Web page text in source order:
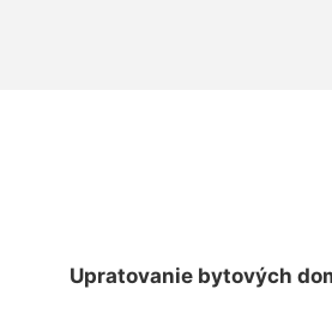
Upratovanie bytových